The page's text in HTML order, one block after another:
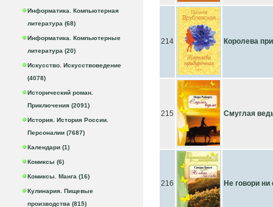
Информатика. Компьютерная
литература (68)
Информатика. Компьютерные
литература (20)
Искусство. Искусствоведение
(4078)
Исторический роман.
Приключения (2091)
История. История России.
Персоналии (7687)
Календари (1)
Комиксы (6)
Комиксы. Манга (16)
Кулинария. Пищевые
производства (815)
214 Королева
215 Смуглая
216 Не говори ни